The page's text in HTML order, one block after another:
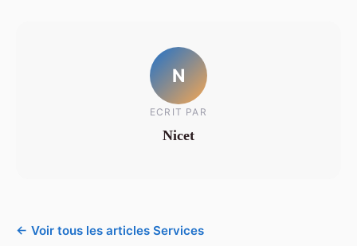
N
ECRIT PAR
Nicet
← Voir tous les articles Services